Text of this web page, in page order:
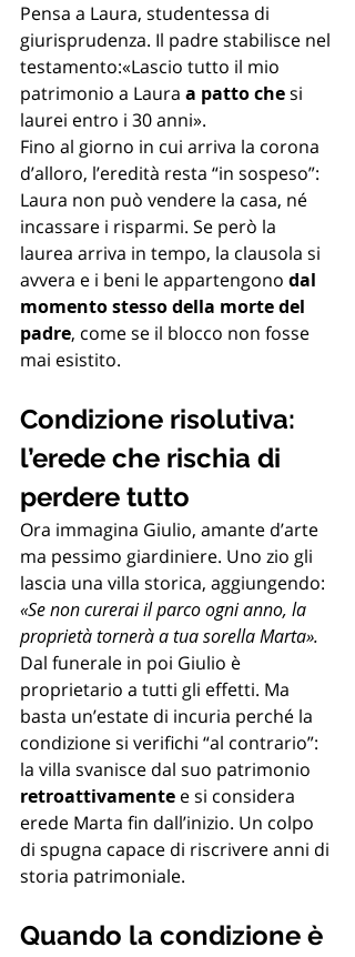
Pensa a Laura, studentessa di
giurisprudenza. Il padre stabilisce nel
testamento:«Lascio tutto il mio
patrimonio a Laura a patto che si
laurei entro i 30 anni».
Fino al giorno in cui arriva la corona
d’alloro, l’eredità resta “in sospeso”:
Laura non può vendere la casa, né
incassare i risparmi. Se però la
laurea arriva in tempo, la clausola si
avvera e i beni le appartengono dal
momento stesso della morte del
padre, come se il blocco non fosse
mai esistito.
Condizione risolutiva:
l’erede che rischia di
perdere tutto
Ora immagina Giulio, amante d’arte
ma pessimo giardiniere. Uno zio gli
lascia una villa storica, aggiungendo:
«Se non curerai il parco ogni anno, la
proprietà tornerà a tua sorella Marta».
Dal funerale in poi Giulio è
proprietario a tutti gli effetti. Ma
basta un’estate di incuria perché la
condizione si verifichi “al contrario”:
la villa svanisce dal suo patrimonio
retroattivamente e si considera
erede Marta fin dall’inizio. Un colpo
di spugna capace di riscrivere anni di
storia patrimoniale.
Quando la condizione è